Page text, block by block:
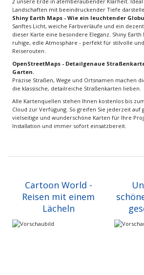
Landschaften mit beeindruckender Tiefe
Shiny Earth Maps - Wie ein leuchtender
Sanftes Licht, weiche Farbverläufe und ein
dieser Karte eine besondere Eleganz. Shiny
ruhige, edle Atmosphäre - perfekt für stilvolle
Reiserouten.
OpenStreetMaps - Detailgenaue
Garten.
Präzise Straßen, Wege und Ortsnamen machen
die klassische, detailreiche Straßenkarten lieben.
Alle Kartenquellen stehen Ihnen kostenlos bis
Cloud zur Verfügung. So greifen Sie jederzeit auf
vielseitige und wunderschöne Karten für Ihre
Installation und immer sofort einsatzbereit.
Cartoon World -
Reisen mit einem
Lächeln